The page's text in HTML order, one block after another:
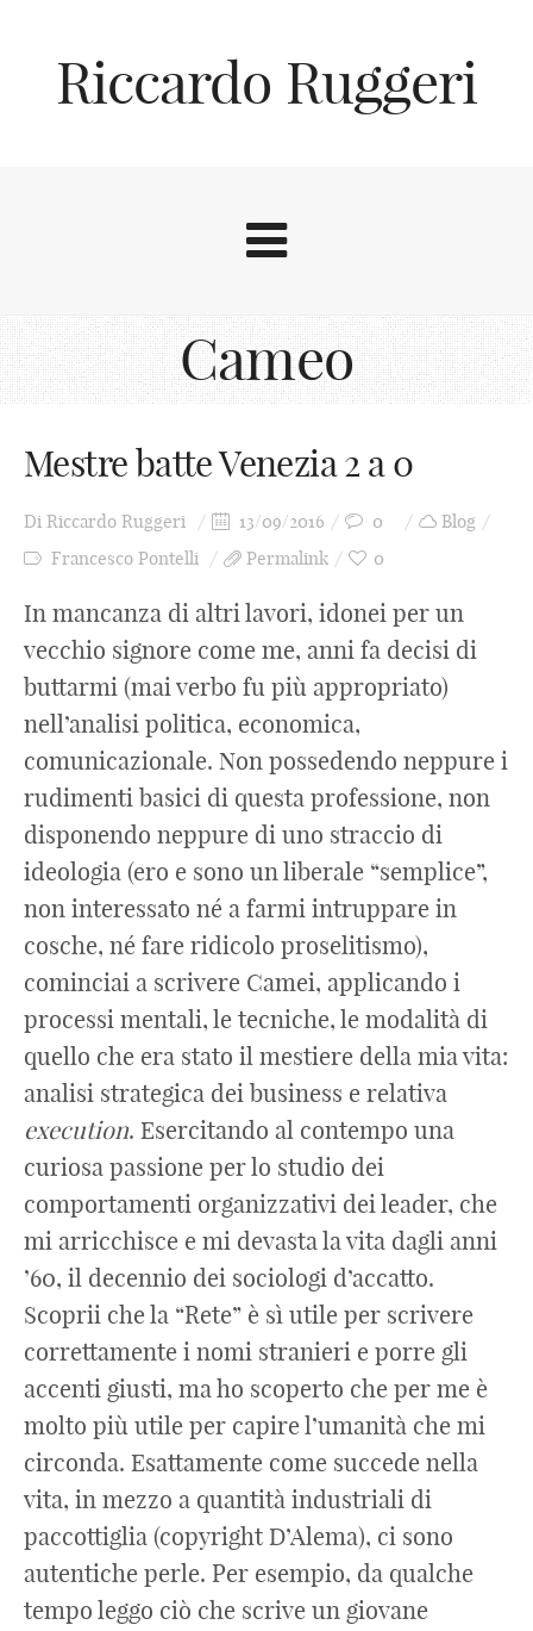
Riccardo Ruggeri
Cameo
Mestre batte Venezia 2 a 0
Di Riccardo Ruggeri 13/09/2016 0
Blog
Francesco Pontelli
Permalink 0
In mancanza di altri lavori, idonei per un
vecchio signore come me, anni fa decisi di
buttarmi (mai verbo fu più appropriato)
nell’analisi politica, economica,
comunicazionale. Non possedendo neppure i
rudimenti basici di questa professione, non
disponendo neppure di uno straccio di
ideologia (ero e sono un liberale “semplice”,
non interessato né a farmi intruppare in
cosche, né fare ridicolo proselitismo),
cominciai a scrivere Camei, applicando i
processi mentali, le tecniche, le modalità di
quello che era stato il mestiere della mia vita:
analisi strategica dei business e relativa
execution. Esercitando al contempo una
curiosa passione per lo studio dei
comportamenti organizzativi dei leader, che
mi arricchisce e mi devasta la vita dagli anni
’60, il decennio dei sociologi d’accatto.
Scoprii che la “Rete” è sì utile per scrivere
correttamente i nomi stranieri e porre gli
accenti giusti, ma ho scoperto che per me è
molto più utile per capire l’umanità che mi
circonda. Esattamente come succede nella
vita, in mezzo a quantità industriali di
paccottiglia (copyright D’Alema), ci sono
autentiche perle. Per esempio, da qualche
tempo leggo ciò che scrive un giovane